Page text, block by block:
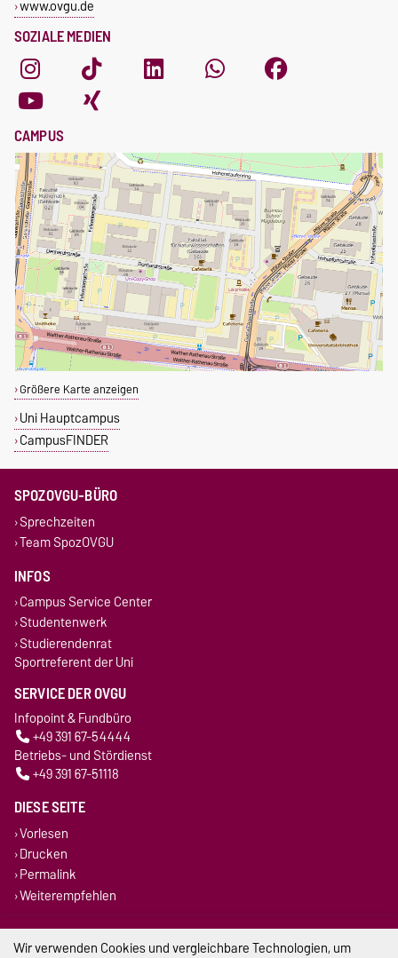
SOZIALE MEDIEN
www.ovgu.de
CAMPUS
Größere Karte anzeigen
Uni Hauptcampus
CampusFINDER
SPOZOVGU-BÜRO
Sprechzeiten
Team SpozOVGU
INFOS
Campus Service Center
Studentenwerk
Studierendenrat
Sportreferent der Uni
SERVICE DER OVGU
Infopoint & Fundbüro
+49 391 67-54444
Betriebs- und Stördienst
+49 391 67-51118
DIESE SEITE
Vorlesen
Drucken
Permalink
Weiterempfehlen
Impressum
Wir verwenden Cookies und vergleichbare Technologien, um